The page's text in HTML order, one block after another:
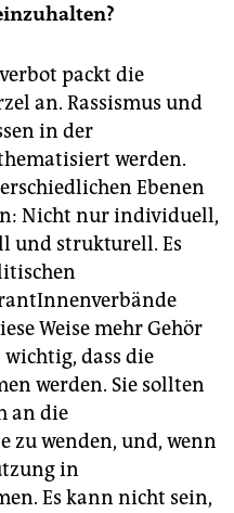
packt die
an. Rassismus und
in der
werden.
Ebenen
Nicht nur individuell,
und strukturell. Es
Weise mehr Gehör
dass die
werden. Sie sollten
an die
wenden, und, wenn
in
Es kann nicht sein,